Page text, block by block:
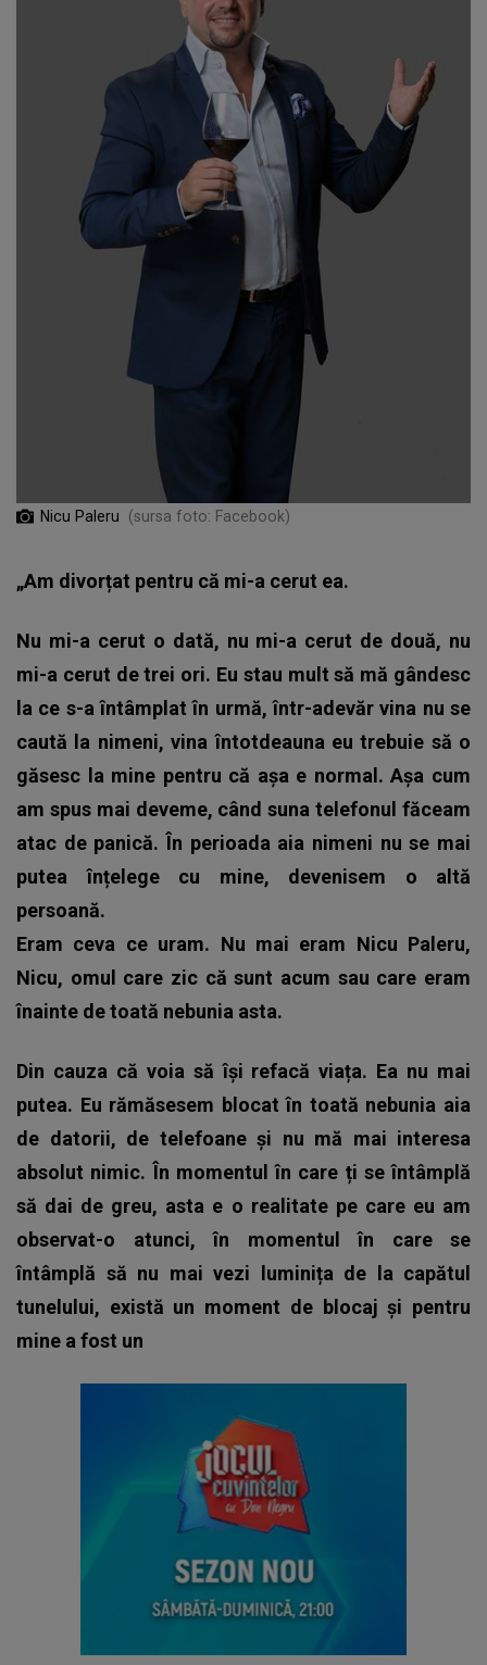
Nicu Paleru (sursa foto: Facebook)
„Am divorțat pentru că mi-a cerut ea.
Nu mi-a cerut o dată, nu mi-a cerut de două, nu
mi-a cerut de trei ori. Eu stau mult să mă gândesc
la ce s-a întâmplat în urmă, într-adevăr vina nu se
caută la nimeni, vina întotdeauna eu trebuie să o
găsesc la mine pentru că așa e normal. Așa cum
am spus mai deveme, când suna telefonul făceam
atac de panică. În perioada aia nimeni nu se mai
putea înțelege cu mine, devenisem o altă
persoană.
Eram ceva ce uram. Nu mai eram Nicu Paleru,
Nicu, omul care zic că sunt acum sau care eram
înainte de toată nebunia asta.
Din cauza că voia să își refacă viața. Ea nu mai
putea. Eu rămăsesem blocat în toată nebunia aia
de datorii, de telefoane și nu mă mai interesa
absolut nimic. În momentul în care ți se întâmplă
să dai de greu, asta e o realitate pe care eu am
observat-o atunci, în momentul în care se
întâmplă să nu mai vezi luminița de la capătul
tunelului, există un moment de blocaj și pentru
mine a fost un